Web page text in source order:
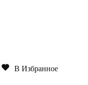
В Избранное